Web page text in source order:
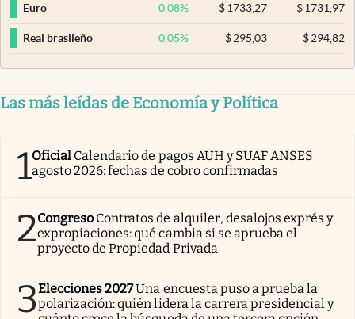
Euro 0,08% $ 1733,27 $1731,97
Real brasileño 0,05% $ 295,03 $294,82
Las más leídas de Economía y Política
1Oficial Calendario de pagos AUH y SUAF ANSES
agosto 2026: fechas de cobro confirmadas
2Congreso Contratos de alquiler, desalojos exprés y
expropiaciones: qué cambia si se aprueba el
proyecto de Propiedad Privada
3Elecciones 2027Una encuesta puso a prueba la
polarización: quién lidera la carrera presidencial y